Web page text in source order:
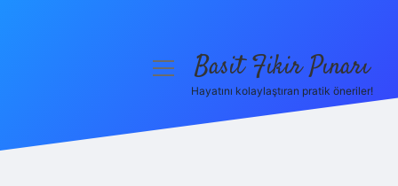
menüyüBasit Fikir Pınarı
Hayatını kolaylaştıran pratik öneriler!